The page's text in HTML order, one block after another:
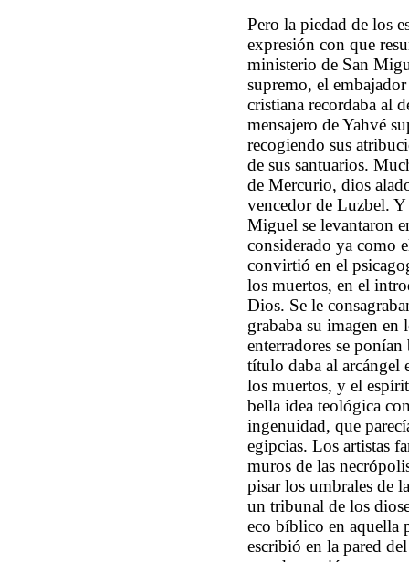
Pero la piedad de los
expresión con que
ministerio de San
supremo, el
cristiana recordaba al
mensajero de Yahvé
recogiendo sus
de sus santuarios.
de Mercurio, dios
vencedor de Luzbel.
Miguel se levantaron
considerado ya como
convirtió en el
los muertos, en el
Dios. Se le
grababa su imagen en
enterradores se
título daba al arcángel
los muertos, y el
bella idea teológica
ingenuidad, que
egipcias. Los artistas
muros de las
pisar los umbrales de
un tribunal de los
eco bíblico en aquella
escribió en la pared